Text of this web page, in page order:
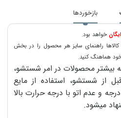
بازخوردها
خواهد بود.
کالاها راهنمای سایز هر محصول را در بخش
هماهنگ کنید.
بیشتر محصولات در امر شستشو،
از شستشو، استفاده از مایع
شوینده، آب گرم کمتر از ۳۰ درجه و عدم اتو با درجه حرارت بالا
میشود.